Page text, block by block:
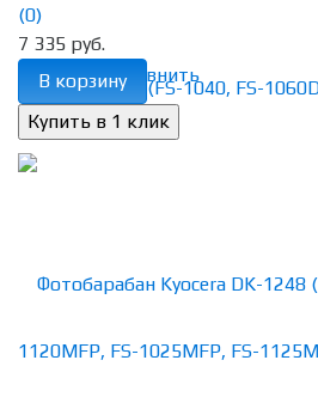
избранное сравнить
(0)
7 335 руб.
В корзину